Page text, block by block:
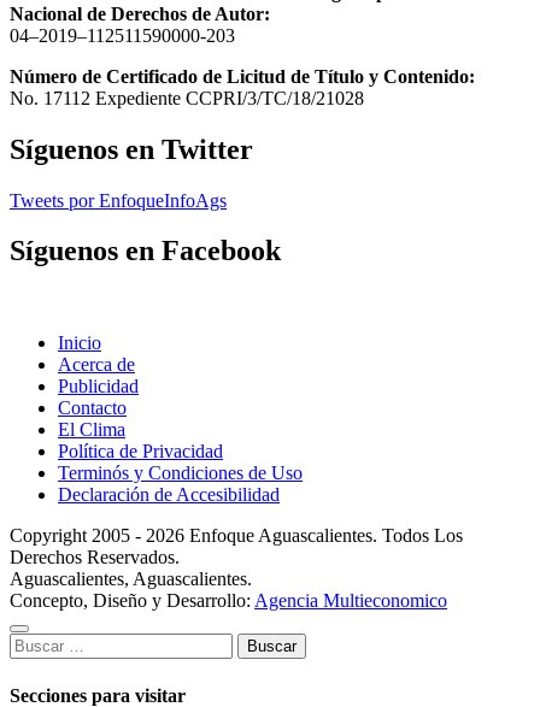
Nacional de Derechos de Autor:
04–2019–112511590000-203
Número de Certificado de Licitud de Título y Contenido:
No. 17112 Expediente CCPRI/3/TC/18/21028
Síguenos en Twitter
Tweets por EnfoqueInfoAgs
Síguenos en Facebook
Inicio
Acerca de
Publicidad
Contacto
El Clima
Política de Privacidad
Terminós y Condiciones de Uso
Declaración de Accesibilidad
Copyright 2005 - 2026 Enfoque Aguascalientes. Todos Los
Derechos Reservados.
Aguascalientes, Aguascalientes.
Concepto, Diseño y Desarrollo: Agencia Multieconomico
Buscar:
Secciones para visitar